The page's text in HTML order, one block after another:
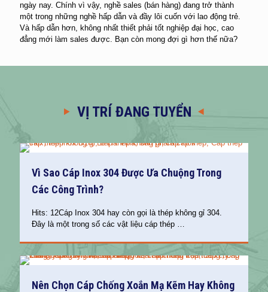
ngày nay. Chính vì vậy, nghề sales (bán hàng) đang trở thành
một trong những nghề hấp dẫn và đầy lôi cuốn với lao động trẻ.
Và hấp dẫn hơn, không nhất thiết phải tốt nghiệp đại học, cao
đẳng mới làm sales được. Bạn còn mong đợi gì hơn thế nữa?
VỊ TRÍ ĐANG TUYỂN
Vì Sao Cáp Inox 304 Được Ưa Chuộng Trong
Các Công Trình?
Hits: 12Cáp Inox 304 hay còn gọi là thép không gỉ 304.
Đây là một trong số các vật liệu cáp thép …
Nên Chọn Cáp Chống Xoắn Mạ Kẽm Hay Không